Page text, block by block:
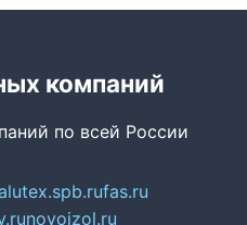
компаний
по всей России
alutex.spb.rufas.ru
novoizol.ru